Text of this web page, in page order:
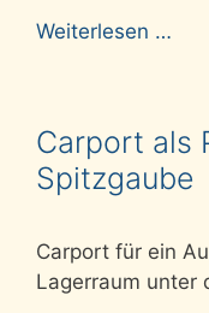
Weiterlesen …
Carport als
Spitzgaube
Carport für ein
Lagerraum unter